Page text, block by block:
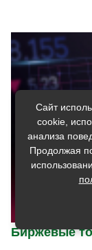
Биржевые
Сайт
cookie,
анализа
Продолжая